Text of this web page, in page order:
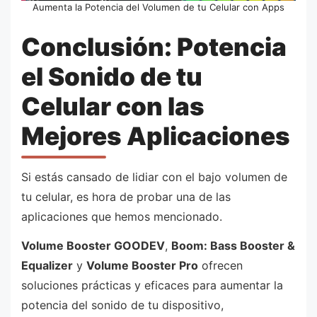
Aumenta la Potencia del Volumen de tu Celular con Apps
Conclusión: Potencia
el Sonido de tu
Celular con las
Mejores Aplicaciones
Si estás cansado de lidiar con el bajo volumen de
tu celular, es hora de probar una de las
aplicaciones que hemos mencionado.
Volume Booster GOODEV, Boom: Bass Booster &
Equalizer y Volume Booster Pro ofrecen
soluciones prácticas y eficaces para aumentar la
potencia del sonido de tu dispositivo,